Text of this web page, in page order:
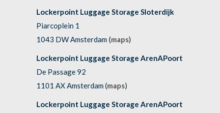
Lockerpoint Luggage Storage Sloterdijk
Piarcoplein 1
1043 DW Amsterdam (maps)
Lockerpoint Luggage Storage ArenAPoort
De Passage 92
1101 AX Amsterdam (maps)
Lockerpoint Luggage Storage ArenAPoort